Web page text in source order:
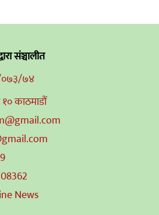
संञ्चालीत
०७३/७४
काठमाडौं
News